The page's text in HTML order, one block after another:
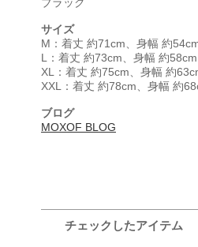
サイズ
M：着丈 約71cm、身幅 約
L：着丈 約73cm、身幅 約
XL：着丈 約75cm、身幅 約
XXL：着丈 約78cm、身幅 約
ブログ
MOXOF BLOG
チェックしたアイテム